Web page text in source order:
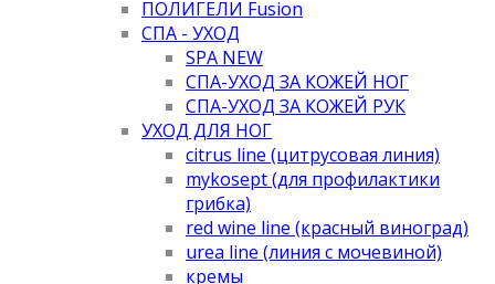
ПОЛИГЕЛИ Fusion
СПА - УХОД
SPA NEW
СПА-УХОД ЗА КОЖЕЙ НОГ
СПА-УХОД ЗА КОЖЕЙ РУК
УХОД ДЛЯ НОГ
citrus line (цитрусовая линия)
mykosept (для профилактики
грибка)
red wine line (красный виноград)
urea line (линия с мочевиной)
кремы